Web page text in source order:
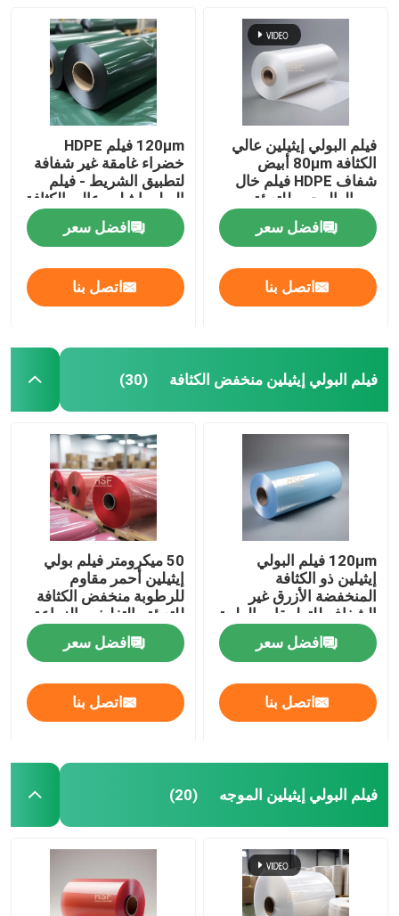
فيلم البولي إيثيلين عالي
الكثافة 80μm أبيض
شفاف HDPE فيلم خال
من الهالوجين للتعبئة
والتغليف والاستخدام
الصناعيافضل سعر
اتصل بنا
120μm فيلم HDPE
خضراء غامقة غير شفافة
لتطبيق الشريط - فيلم
البولي إيثيلين عالي الكثافة
افضل سعر
اتصل بنا
فيلم البولي إيثيلين منخفض الكثافة (30)
120μm فيلم البولي
إيثيلين ذو الكثافة
المنخفضة الأزرق غير
الشفاف للتطبيقات الطبية
افضل سعر
اتصل بنا
50 ميكرومتر فيلم بولي
إيثيلين أحمر مقاوم
للرطوبة منخفض الكثافة
للتعبئة والتغليف والزراعة
افضل سعر
اتصل بنا
فيلم البولي إيثيلين الموجه (20)